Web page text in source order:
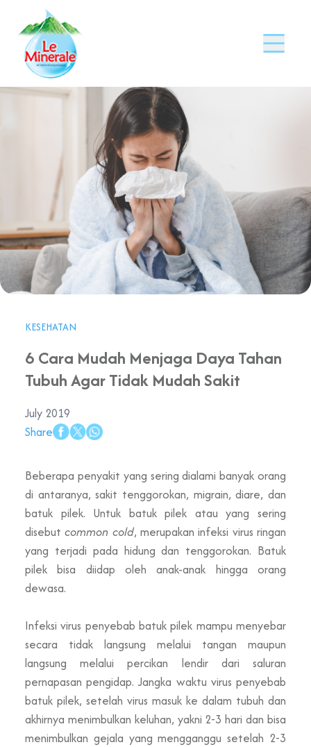
KESEHATAN
6 Cara Mudah Menjaga Daya Tahan
Tubuh Agar Tidak Mudah Sakit
July 2019
Share
Beberapa penyakit yang sering dialami banyak orang
di antaranya, sakit tenggorokan, migrain, diare, dan
batuk pilek. Untuk batuk pilek atau yang sering
disebutcommon cold, merupakan infeksi virus ringan
yang terjadi pada hidung dan tenggorokan. Batuk
pilek bisa diidap oleh anak-anak hingga orang
dewasa.
Infeksi virus penyebab batuk pilek mampu menyebar
secara tidak langsung melalui tangan maupun
langsung melalui percikan lendir dari saluran
pernapasan pengidap. Jangka waktu virus penyebab
batuk pilek, setelah virus masuk ke dalam tubuh dan
akhirnya menimbulkan keluhan, yakni 2-3 hari dan bisa
menimbulkan gejala yang mengganggu setelah 2-3